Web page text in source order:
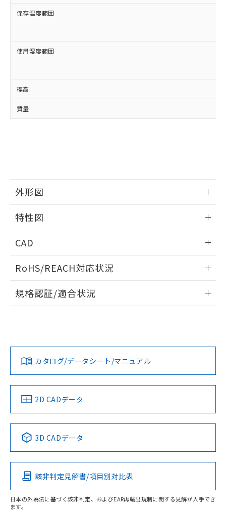
保存温度範囲
使用湿度範囲
標高
質量
外形図
外形図
特性図
電気的耐久性曲線
CAD
ドすることができます。
ログイン/会員登録
ダウンロードデータをご利用いただく前に、以下を必ずお読
みください。
ソフトウェアの使用条件
RoHS/REACH対応状況
EU RoHS 注意事項・凡例
対応済み
中国 RoHS 注意事項・凡例
Pb Hg Cd Cr(VI)
O
規格認証/適合状況
LR型式承認
（イギリス
船舶規格）
DNV型式承認
（ノルウェー
BV型式承認
（フランス
KR型式
（韓国
No No No No
この製品の規格認証/適合状況ページへ
その他の認証はこちらのページからご検索ください
カタログ/データシート/マニュアル
2D CADデータ
3D CADデータ
該非判定見解書/項目別対比表
日本の外為法に基づく該非判定、およびEAR再輸出規制に関する見解が入手でき
ます。